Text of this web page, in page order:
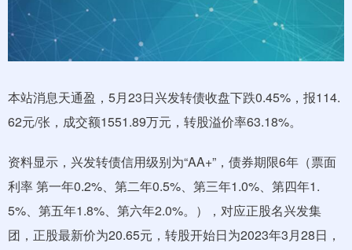
本站消息天通盈，5月23日兴发转债收盘下跌0.45%，报114.
62元/张，成交额1551.89万元，转股溢价率63.18%。
资料显示，兴发转债信用级别为“AA+”，债券期限6年（票面
利率 第一年0.2%、第二年0.5%、第三年1.0%、第四年1.
5%、第五年1.8%、第六年2.0%。），对应正股名兴发集
团，正股最新价为20.65元，转股开始日为2023年3月28日，